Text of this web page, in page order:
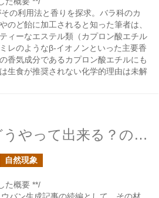
の利用法と香りを探求。バラ科のカ
のど飴に加工されると知った筆者は、
ィーなエステル類（カプロン酸エチル
レのようなβ-イオノンといった主要香
香気成分であるカプロン酸エチルにも
生食が推奨されない化学的理由は未解
ミョウバンはどうやって出来る？の続き
自然現象
た概要 **/